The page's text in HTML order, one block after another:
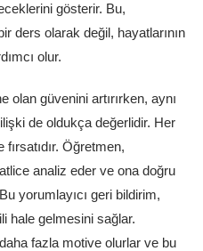
gösterir. Bu,
ders olarak değil, hayatlarının
olur.
olan güvenini artırırken, aynı
de oldukça değerlidir. Her
Öğretmen,
analiz eder ve ona doğru
yorumlayıcı geri bildirim,
hale gelmesini sağlar.
fazla motive olurlar ve bu